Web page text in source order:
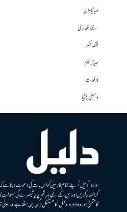
میڈیا واچ
نئے لکھاری
نقطہ نظر
ہیڈلائنز
واقعات
وسطی ایشیا
ادارہ ’دلیل‘ اپنے تمام قارئین کو اس بات کی دعوت دیتا ہے
کر اظہار کریں اور اس کے لیے ہر تحریر پر تبصرے کی
کا متمنی ہو، وہ ادارہ ’دلیل‘ کا مستقل رکن بن سکتا ہے اور